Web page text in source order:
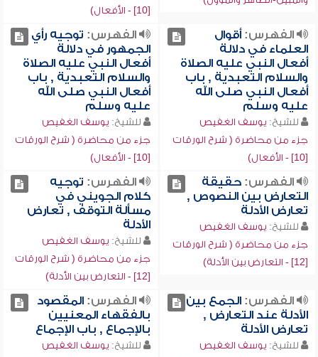
[10] - الأفعال)
الفهرس:أقوال
العلماء في دلالة
أفعال النبي عليه الصلاة
والسلام التعبدية , باب
أفعال النبي صلى الله
عليه وسلم
للشيخ: يوسف الغفيص
جزء من محاضرة ( شرح الورقات
[10] - الأفعال)
الفهرس: توجيه رأي
الجمهور في دلالة
أفعال النبي عليه الصلاة
والسلام التعبدية , باب
أفعال النبي صلى الله
عليه وسلم
للشيخ: يوسف الغفيص
جزء من محاضرة ( شرح الورقات
[10] - الأفعال)
الفهرس:حقيقة
التعارض بين النصوص ,
تعارض الأدلة
للشيخ: يوسف الغفيص
جزء من محاضرة ( شرح الورقات
[12] - التعارض بين الأدلة)
الفهرس: توجيه
كلام الجويني في
مسألة التوقف , تعارض
الأدلة
للشيخ: يوسف الغفيص
جزء من محاضرة ( شرح الورقات
[12] - التعارض بين الأدلة)
الفهرس:الجمع بين
الأدلة عند التعارض ,
تعارض الأدلة
للشيخ: يوسف الغفيص
الفهرس:المقصود
بالفقهاء المعنيين
بالإجماع , باب الإجماع
للشيخ: يوسف الغفيص